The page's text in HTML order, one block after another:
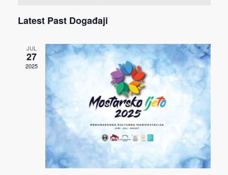
Latest Past Događaji
JUL
27
2025